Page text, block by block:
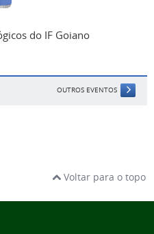
do IF Goiano
OUTROS EVENTOS
Voltar para o topo